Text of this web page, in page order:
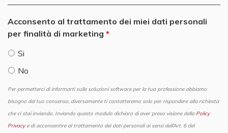
Acconsento al trattamento dei miei dati personali
per finalità di marketing
Si
No
Per permetterci di informarti sulle soluzioni software per la tua professione abbiamo
bisogno del tuo consenso, diversamente ti contatteremo solo per rispondere alla richiesta
che ci stai inviando. Inviando questo modulo dichiaro di aver preso visione della Policy
Privacye di acconsentire al trattamento dei dati personali ai sensi dell’Art. 6 del